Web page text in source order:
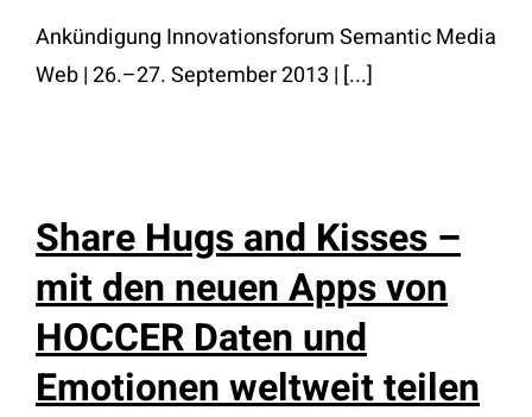
Ankündigung Innovationsforum Semantic Media
Web | 26.–27. September 2013 | [...]
Share Hugs and Kisses –
mit den neuen Apps von
HOCCER Daten und
Emotionen weltweit teilen